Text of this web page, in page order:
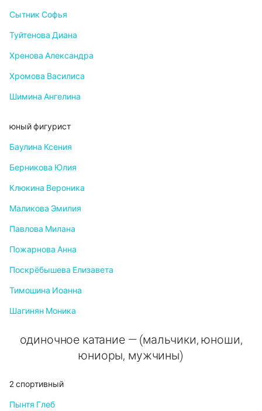
Сытник Софья
Туйтенова Диана
Хренова Александра
Хромова Василиса
Шимина Ангелина
юный фигурист
Баулина Ксения
Берникова Юлия
Клюкина Вероника
Маликова Эмилия
Павлова Милана
Пожарнова Анна
Поскрёбышева Елизавета
Тимошина Иоанна
Шагинян Моника
одиночное катание — (мальчики, юноши,
юниоры, мужчины)
2 спортивный
Пынтя Глеб